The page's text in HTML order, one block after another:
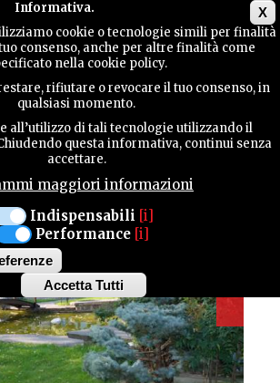
X
Informativa.
cookie o tecnologie simili per finalità
consenso, anche per altre finalità come
nella cookie policy.
rifiutare o revocare il tuo consenso, in
qualsiasi momento.
all’utilizzo di tali tecnologie utilizzando il
questa informativa, continui senza
accettare.
maggiori informazioni
Indispensabili [i]
Performance [i]
Accetta Tutti
Withdraw
consent